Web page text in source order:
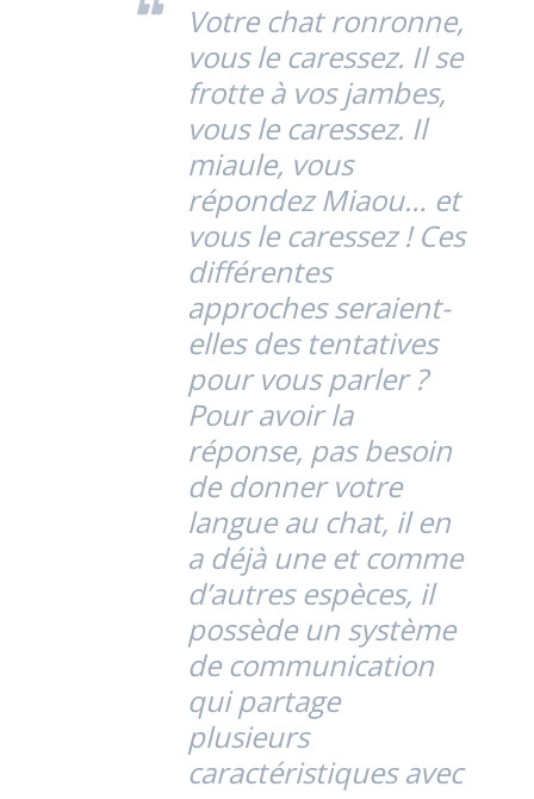
Votre chat ronronne,
vous le caressez. Il se
frotte à vos jambes,
vous le caressez. Il
miaule, vous
répondez Miaou… et
vous le caressez ! Ces
différentes
approches seraient-
elles des tentatives
pour vous parler ?
Pour avoir la
réponse, pas besoin
de donner votre
langue au chat, il en
a déjà une et comme
d’autres espèces, il
possède un système
de communication
qui partage
plusieurs
caractéristiques avec